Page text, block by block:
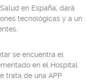
en España, dará
tecnológicas y a un
se encuentra el
en el Hospital
trata de una APP